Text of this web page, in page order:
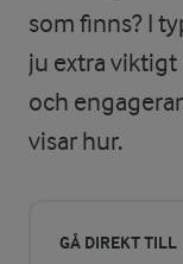
som finns? I
ju extra
och
visar hur.
GÅ DIREKT TILL